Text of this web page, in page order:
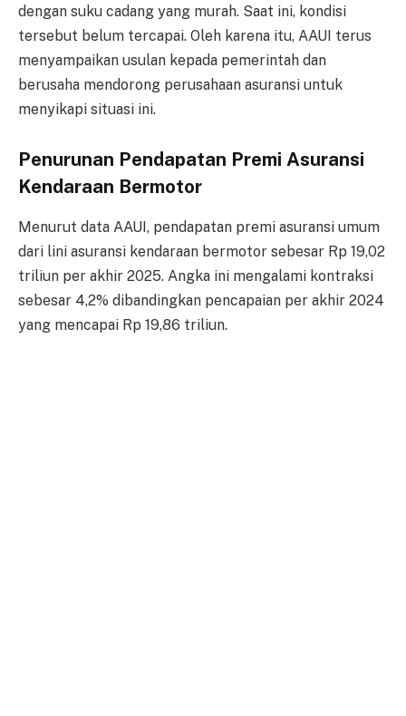
dengan suku cadang yang murah. Saat ini, kondisi
tersebut belum tercapai. Oleh karena itu, AAUI terus
menyampaikan usulan kepada pemerintah dan
berusaha mendorong perusahaan asuransi untuk
menyikapi situasi ini.
Penurunan Pendapatan Premi Asuransi
Kendaraan Bermotor
Menurut data AAUI, pendapatan premi asuransi umum
dari lini asuransi kendaraan bermotor sebesar Rp 19,02
triliun per akhir 2025. Angka ini mengalami kontraksi
sebesar 4,2% dibandingkan pencapaian per akhir 2024
yang mencapai Rp 19,86 triliun.